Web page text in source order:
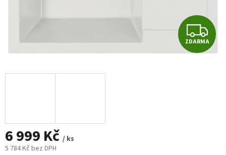
Z
D
ZDARMA
6 999 Kč / ks
5 784 Kč bez DPH